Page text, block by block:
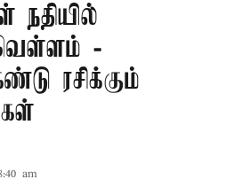
நதியில்
-
ரசிக்கும்
am